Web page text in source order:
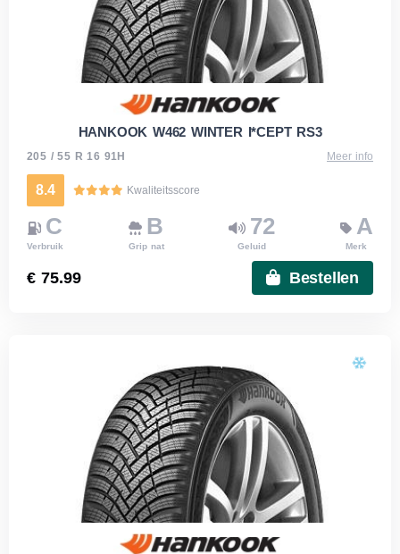
HANKOOK W462 WINTER I*CEPT RS3
205 / 55 R 16 91H Meer info
8.4 Kwaliteitsscore
C
Verbruik
B
Grip nat
72
Geluid
A
Merk
€ 75.99 Bestellen